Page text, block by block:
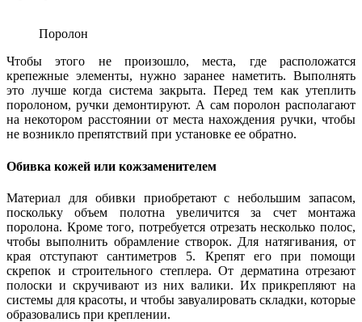
Поролон
Чтобы этого не произошло, места, где расположатся
крепежные элементы, нужно заранее наметить. Выполнять
это лучше когда система закрыта. Перед тем как утеплить
поролоном, ручки демонтируют. А сам поролон располагают
на некотором расстоянии от места нахождения ручки, чтобы
не возникло препятствий при установке ее обратно.
Обивка кожей или кожзаменителем
Материал для обивки приобретают с небольшим запасом,
поскольку объем полотна увеличится за счет монтажа
поролона. Кроме того, потребуется отрезать несколько полос,
чтобы выполнить обрамление створок. Для натягивания, от
края отступают сантиметров 5. Крепят его при помощи
скрепок и строительного степлера. От дерматина отрезают
полоски и скручивают из них валики. Их прикрепляют на
системы для красоты, и чтобы завуалировать складки, которые
образовались при креплении.